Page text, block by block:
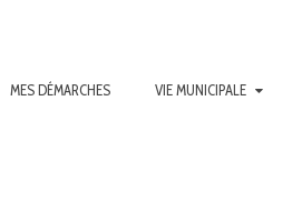
MES DÉMARCHES VIE MUNICIPALE